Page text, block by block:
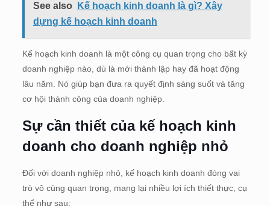
See also
Kế hoạch kinh doanh là gì? Xây
dựng kế hoạch kinh doanh
Kế hoạch kinh doanh là một công cụ quan trọng cho bất kỳ
doanh nghiệp nào, dù là mới thành lập hay đã hoạt động
lâu năm. Nó giúp bạn đưa ra quyết định sáng suốt và tăng
cơ hội thành công của doanh nghiệp.
Sự cần thiết của kế hoạch kinh
doanh cho doanh nghiệp nhỏ
Đối với doanh nghiệp nhỏ, kế hoạch kinh doanh đóng vai
trò vô cùng quan trọng, mang lại nhiều lợi ích thiết thực, cụ
thể như sau: